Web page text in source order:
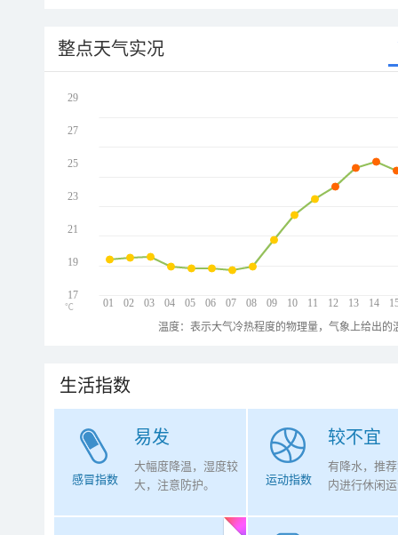
整点天气实况
01 02 03 04 05 06 07 08 09 10 11 12 13 14
29
27
25
23
21
19
17
℃
温度：表示大气冷热程度的物理量，气象上给出
生活指数
易发
感冒指数
大幅度降温，湿度较
大，注意防护。
较不宜
运动指数
有降水，推
内进行休闲